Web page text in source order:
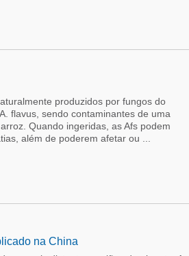
produzidos por fungos do
flavus, sendo contaminantes de uma
Quando ingeridas, as Afs podem
além de poderem afetar ou ...
na China